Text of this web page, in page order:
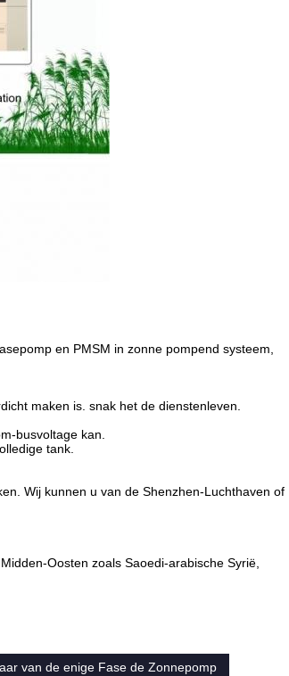
en PMSM in zonne pompend systeem,
maken is. snak het de dienstenleven.
busvoltage kan.
tank.
Wij kunnen u van de Shenzhen-Luchthaven of
Oosten zoals Saoedi-arabische Syrië,
van de enige Fase de Zonnepomp